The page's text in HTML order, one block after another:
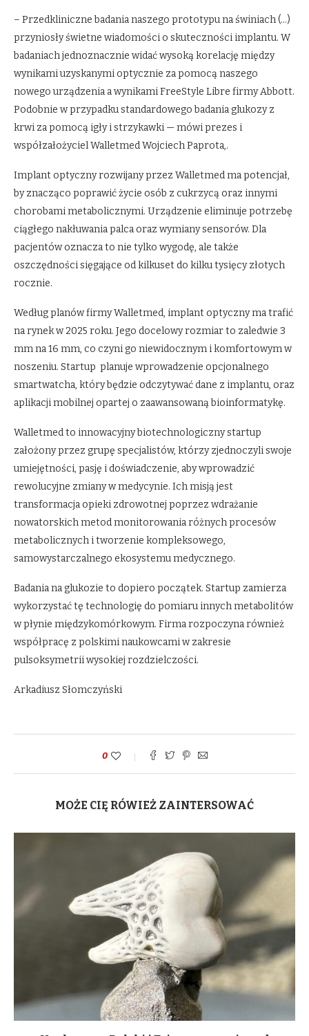
– Przedkliniczne badania naszego prototypu na świniach (…)
przyniosły świetne wiadomości o skuteczności implantu. W
badaniach jednoznacznie widać wysoką korelację między
wynikami uzyskanymi optycznie za pomocą naszego
nowego urządzenia a wynikami FreeStyle Libre firmy Abbott.
Podobnie w przypadku standardowego badania glukozy z
krwi za pomocą igły i strzykawki — mówi prezes i
współzałożyciel Walletmed Wojciech Paprota,.
Implant optyczny rozwijany przez Walletmed ma potencjał,
by znacząco poprawić życie osób z cukrzycą oraz innymi
chorobami metabolicznymi. Urządzenie eliminuje potrzebę
ciągłego nakłuwania palca oraz wymiany sensorów. Dla
pacjentów oznacza to nie tylko wygodę, ale także
oszczędności sięgające od kilkuset do kilku tysięcy złotych
rocznie.
Według planów firmy Walletmed, implant optyczny ma trafić
na rynek w 2025 roku. Jego docelowy rozmiar to zaledwie 3
mm na 16 mm, co czyni go niewidocznym i komfortowym w
noszeniu. Startup planuje wprowadzenie opcjonalnego
smartwatcha, który będzie odczytywać dane z implantu, oraz
aplikacji mobilnej opartej o zaawansowaną bioinformatykę.
Walletmed to innowacyjny biotechnologiczny startup
założony przez grupę specjalistów, którzy zjednoczyli swoje
umiejętności, pasję i doświadczenie, aby wprowadzić
rewolucyjne zmiany w medycynie. Ich misją jest
transformacja opieki zdrowotnej poprzez wdrażanie
nowatorskich metod monitorowania różnych procesów
metabolicznych i tworzenie kompleksowego,
samowystarczalnego ekosystemu medycznego.
Badania na glukozie to dopiero początek. Startup zamierza
wykorzystać tę technologię do pomiaru innych metabolitów
w płynie międzykomórkowym. Firma rozpoczyna również
współpracę z polskimi naukowcami w zakresie
pulsoksymetrii wysokiej rozdzielczości.
Arkadiusz Słomczyński
0
MOŻE CIĘ RÓWIEŻ ZAINTERSOWAĆ